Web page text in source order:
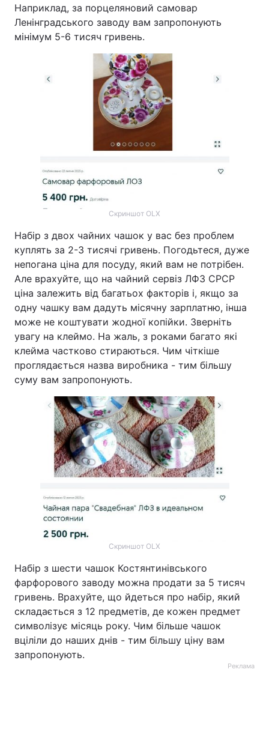
Наприклад, за порцеляновий самовар
Ленінградського заводу вам запропонують
мінімум 5-6 тисяч гривень.
Скриншот OLX
Набір з двох чайних чашок у вас без проблем
куплять за 2-3 тисячі гривень. Погодьтеся, дуже
непогана ціна для посуду, який вам не потрібен.
Але врахуйте, що на чайний сервіз ЛФЗ СРСР
ціна залежить від багатьох факторів і, якщо за
одну чашку вам дадуть місячну зарплатню, інша
може не коштувати жодної копійки. Зверніть
увагу на клеймо. На жаль, з роками багато які
клейма частково стираються. Чим чіткіше
проглядається назва виробника - тим більшу
суму вам запропонують.
Скриншот OLX
Набір з шести чашок Костянтинівського
фарфорового заводу можна продати за 5 тисяч
гривень. Врахуйте, що йдеться про набір, який
складається з 12 предметів, де кожен предмет
символізує місяць року. Чим більше чашок
вціліли до наших днів - тим більшу ціну вам
запропонують.
Реклама